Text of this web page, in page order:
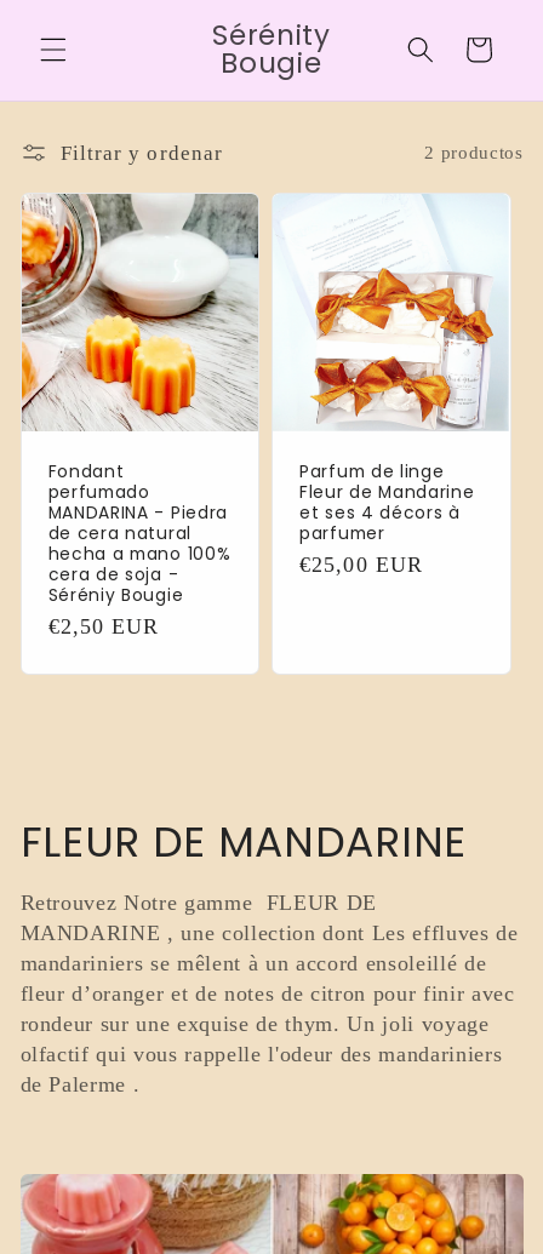
al contenido
Sérénity
Bougie Carrito
Filtrar y ordenar 2 productos
Fondant
perfumado
MANDARINA - Piedra
de cera natural
hecha a mano 100%
cera de soja -
Séréniy Bougie
Precio
€2,50 EUR
Parfum de linge
Fleur de Mandarine
et ses 4 décors à
parfumer
Precio
€25,00 EUR
C
o
l
e
c
c
i
ó
FLEUR DE MANDARINE
Retrouvez Notre gamme FLEUR DE
MANDARINE , une collection dont Les effluves de
mandariniers se mêlent à un accord ensoleillé de
fleur d’oranger et de notes de citron pour finir avec
rondeur sur une exquise de thym. Un joli voyage
olfactif qui vous rappelle l'odeur des mandariniers
de Palerme .